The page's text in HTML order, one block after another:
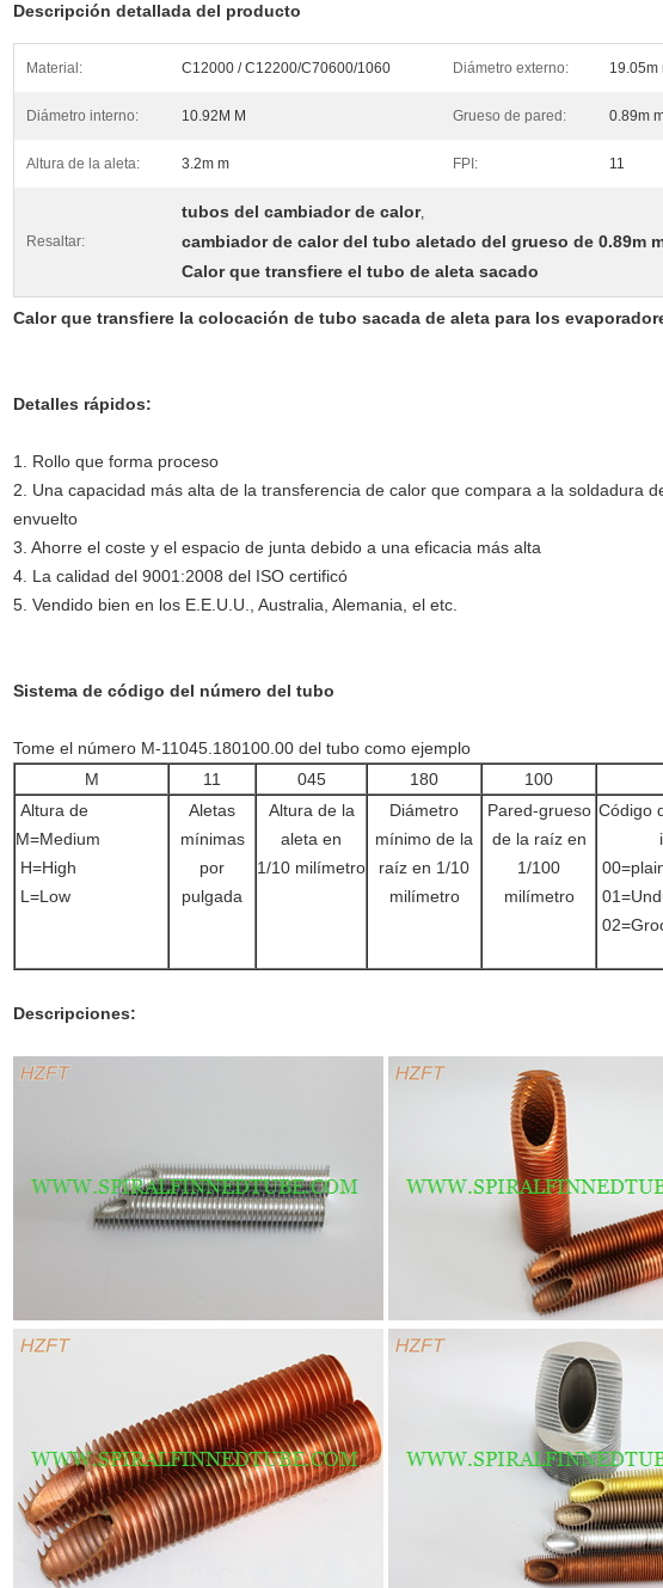
Descripción detallada del producto
Material: C12000 / C12200/C70600/1060 Diámetro externo: 19.05m
Diámetro interno: 10.92M M Grueso de pared: 0.89m
Altura de la aleta: 3.2m m FPI: 11
Resaltar:
tubos del cambiador de calor,
cambiador de calor del tubo aletado del grueso de 0.89m
Calor que transfiere el tubo de aleta sacado
Calor que transfiere la colocación de tubo sacada de aleta para los
Detalles rápidos:
1. Rollo que forma proceso
2. Una capacidad más alta de la transferencia de calor que compara a la soldadura
envuelto
3. Ahorre el coste y el espacio de junta debido a una eficacia más alta
4. La calidad del 9001:2008 del ISO certificó
5. Vendido bien en los E.E.U.U., Australia, Alemania, el etc.
Sistema de código del número del tubo
Tome el número M-11045.180100.00 del tubo como ejemplo
M
11 045 180 100
Altura de
M=Medium
H=High
L=Low
Aletas
mínimas
por
pulgada
Altura de la
aleta en
1/10 milímetro
Diámetro
mínimo de la
raíz en 1/10
milímetro
Pared-grueso
de la raíz en
1/100
milímetro
Código
Descripciones: